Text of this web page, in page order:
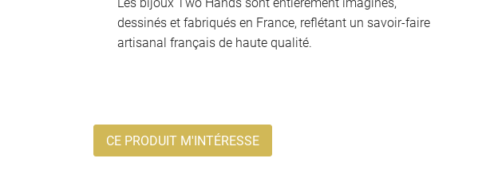
dessinés et fabriqués en France, reflétant un savoir-faire
artisanal français de haute qualité.
CE PRODUIT M'INTÉRESSE